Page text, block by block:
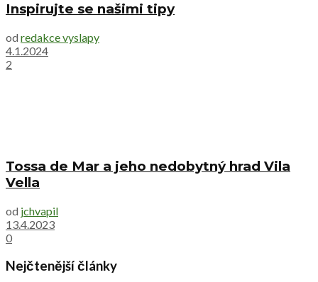
Inspirujte se našimi tipy
od redakce vyslapy
4.1.2024
2
Tossa de Mar a jeho nedobytný hrad Vila
Vella
od jchvapil
13.4.2023
0
Nejčtenější články